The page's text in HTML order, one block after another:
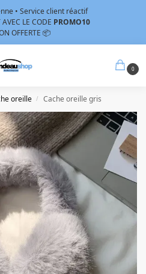
• Service client réactif
LE CODE PROMO10
OFFERTE 📦
0
oreille / Cache oreille gris